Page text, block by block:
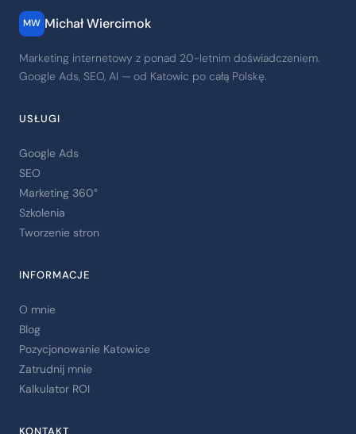
MW Michał Wiercimok
Marketing internetowy z ponad 20-letnim doświadczeniem.
Google Ads, SEO, AI — od Katowic po całą Polskę.
USŁUGI
Google Ads
SEO
Marketing 360°
Szkolenia
Tworzenie stron
INFORMACJE
O mnie
Blog
Pozycjonowanie Katowice
Zatrudnij mnie
Kalkulator ROI
KONTAKT